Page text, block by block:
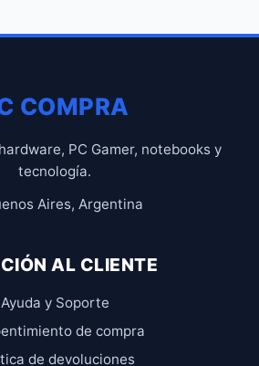
COMPRA
PC Gamer, notebooks y
tecnología.
Aires, Argentina
AL CLIENTE
Ayuda y Soporte
de compra
de devoluciones